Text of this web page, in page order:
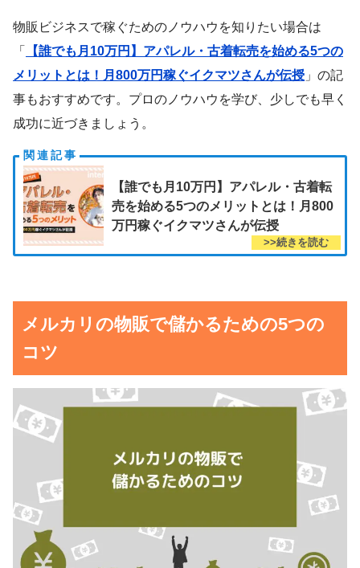
物販ビジネスで稼ぐためのノウハウを知りたい場合は
「
【誰でも月10万円】アパレル・古着転売を始める5つの
メリットとは！月800万円稼ぐイクマツさんが伝授 」の記
事もおすすめです。プロのノウハウを学び、少しでも早く
成功に近づきましょう。
【誰でも月10万円】アパレル・古着転
売を始める5つのメリットとは！月800
万円稼ぐイクマツさんが伝授
メルカリの物販で儲かるための5つの
コツ